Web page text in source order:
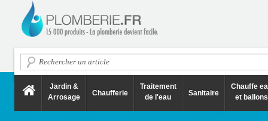
Jardin &
Arrosage
Chaufferie
Traitement
de l'eau
Sanitaire
Chauffe
et ballons